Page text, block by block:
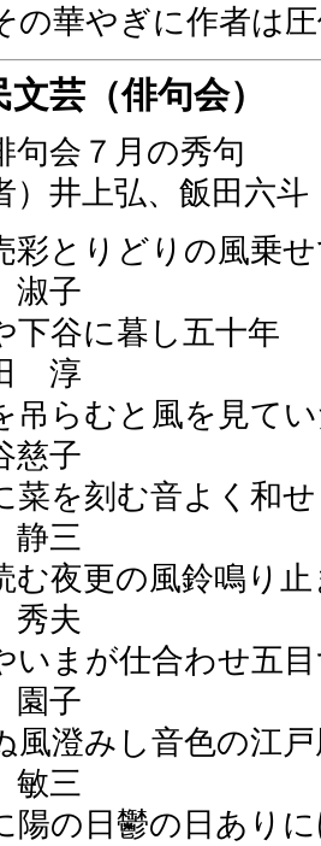
の華やぎに作者は
芸（俳句会）
句会７月の秀句
）井上弘、飯田六斗
彩とりどりの風乗
子
下谷に暮し五十年
淳
吊らむと風を見て
慈子
菜を刻む音よく和
三
む夜更の風鈴鳴り
夫
いまが仕合わせ五
子
風澄みし音色の江
三
陽の日鬱の日あり